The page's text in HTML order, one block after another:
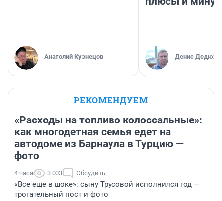
Анатолий Кузнецов Денис
РЕКОМЕНДУЕМ
«Расходы на топливо колоссальные»:
как многодетная семья едет на
автодоме из Барнаула в Турцию —
фото
4 часа 3 003 Обсудить
«Все еще в шоке»: сыну Трусовой исполнился год —
трогательный пост и фото